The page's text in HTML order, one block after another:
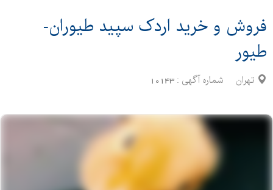
فروش و خرید اردک سپید طیوران-
طیور
تهران شماره آگهی : 10143